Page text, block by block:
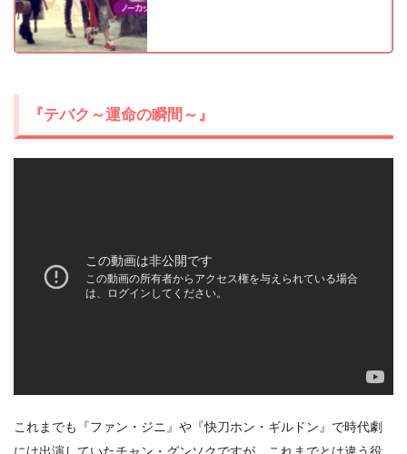
『テバク～運命の瞬間～』
これまでも『ファン・ジニ』や『快刀ホン・ギルドン』で時代劇